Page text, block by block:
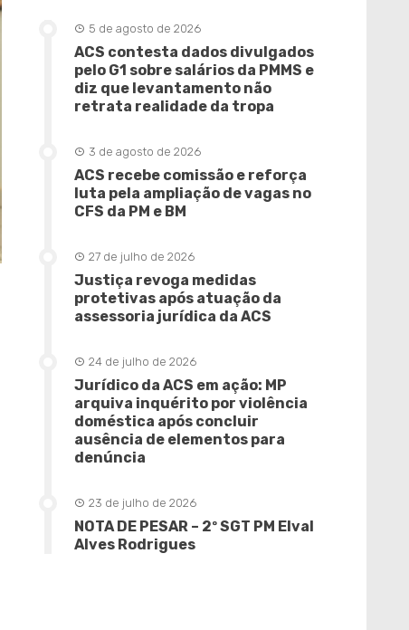
5 de agosto de 2026
ACS contesta dados divulgados
pelo G1 sobre salários da PMMS e
diz que levantamento não
retrata realidade da tropa
3 de agosto de 2026
ACS recebe comissão e reforça
luta pela ampliação de vagas no
CFS da PM e BM
27 de julho de 2026
Justiça revoga medidas
protetivas após atuação da
assessoria jurídica da ACS
24 de julho de 2026
Jurídico da ACS em ação: MP
arquiva inquérito por violência
doméstica após concluir
ausência de elementos para
denúncia
23 de julho de 2026
NOTA DE PESAR – 2º SGT PM Elval
Alves Rodrigues